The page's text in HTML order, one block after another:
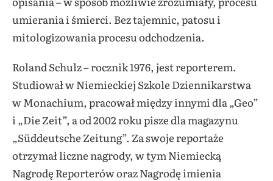
umierania i śmierci. Bez tajemnic, patosu i
mitologizowania procesu odchodzenia.
Roland Schulz– rocznik 1976, jest reporterem.
Studiował w Niemieckiej Szkole Dziennikarstwa
w Monachium, pracował między innymi dla „Geo”
i „Die Zeit”, a od 2002 roku pisze dla magazynu
„Süddeutsche Zeitung”. Za swoje reportaże
otrzymał liczne nagrody, w tym Niemiecką
Nagrodę Reporterów oraz Nagrodę imienia